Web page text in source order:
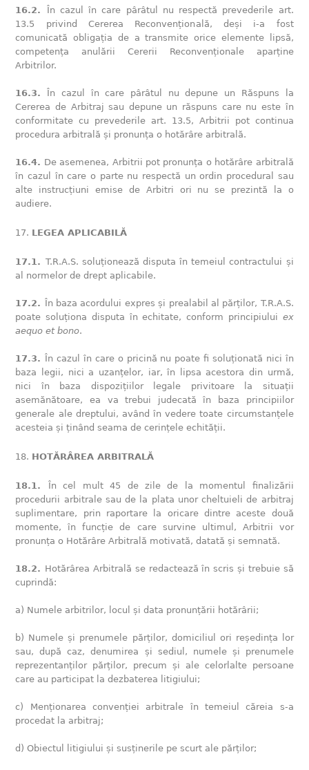
16.2. În cazul în care pârâtul nu respectă prevederile art.
13.5 privind Cererea Reconvențională, deși i-a fost
comunicată obligația de a transmite orice elemente lipsă,
competența anulării Cererii Reconvenționale aparține
Arbitrilor.
16.3. În cazul în care pârâtul nu depune un Răspuns la
Cererea de Arbitraj sau depune un răspuns care nu este în
conformitate cu prevederile art. 13.5, Arbitrii pot continua
procedura arbitrală și pronunța o hotărâre arbitrală.
16.4. De asemenea, Arbitrii pot pronunța o hotărâre arbitrală
în cazul în care o parte nu respectă un ordin procedural sau
alte instrucțiuni emise de Arbitri ori nu se prezintă la o
audiere.
LEGEA APLICABILĂ
17.1. T.R.A.S. soluționează disputa în temeiul contractului și
al normelor de drept aplicabile.
17.2. În baza acordului expres și prealabil al părților, T.R.A.S.
poate soluționa disputa în echitate, conform principiului ex
aequo et bono.
17.3. În cazul în care o pricină nu poate fi soluționată nici în
baza legii, nici a uzanțelor, iar, în lipsa acestora din urmă,
nici în baza dispozițiilor legale privitoare la situații
asemănătoare, ea va trebui judecată în baza principiilor
generale ale dreptului, având în vedere toate circumstanțele
acesteia și ținând seama de cerințele echității.
HOTĂRÂREA ARBITRALĂ
18.1. În cel mult 45 de zile de la momentul finalizării
procedurii arbitrale sau de la plata unor cheltuieli de arbitraj
suplimentare, prin raportare la oricare dintre aceste două
momente, în funcție de care survine ultimul, Arbitrii vor
pronunța o Hotărâre Arbitrală motivată, datată și semnată.
18.2. Hotărârea Arbitrală se redactează în scris și trebuie să
cuprindă:
a) Numele arbitrilor, locul și data pronunțării hotărârii;
b) Numele și prenumele părților, domiciliul ori reședința lor
sau, după caz, denumirea și sediul, numele și prenumele
reprezentanților părților, precum și ale celorlalte persoane
care au participat la dezbaterea litigiului;
c) Menționarea convenției arbitrale în temeiul căreia s-a
procedat la arbitraj;
d) Obiectul litigiului și susținerile pe scurt ale părților;